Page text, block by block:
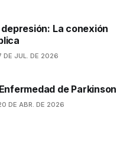
La conexión
DE JUL. DE 2026
de Parkinson
DE ABR. DE 2026